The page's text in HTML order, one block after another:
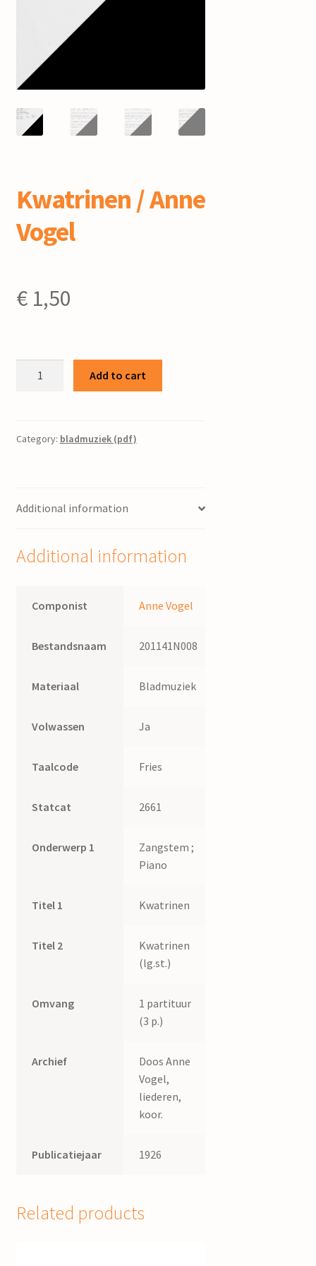
Kwatrinen / Anne
Vogel
€1,50
quantity
Add to cart
Category: bladmuziek (pdf)
Additional information
Additional information
Componist Anne Vogel
Bestandsnaam 201141N008
Materiaal Bladmuziek
Volwassen Ja
Taalcode Fries
Statcat 2661
Onderwerp 1
Zangstem ;
Piano
Titel 1 Kwatrinen
Titel 2
Kwatrinen
(lg.st.)
Omvang
1 partituur
(3 p.)
Archief
Doos Anne
Vogel,
liederen,
koor.
Publicatiejaar 1926
Related products